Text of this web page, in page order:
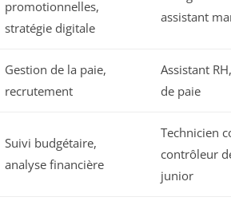
promotionnelles,
stratégie digitale
assistant
Gestion de la paie,
recrutement
Assistant
de paie
Suivi budgétaire,
analyse financière
Technicien
contrôleur
junior